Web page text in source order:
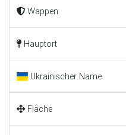
Wappen
Hauptort
Ukrainischer Name
Fläche